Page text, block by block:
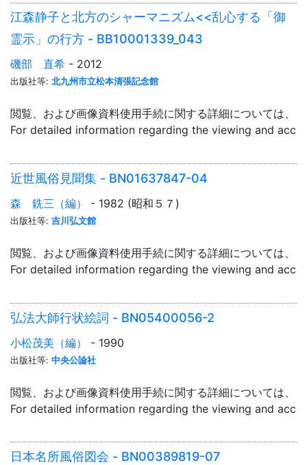
江森静子と北方のシャーマニズム<<乱心する「御
霊示」の行方 - BB10001339_043
磯部 直希 - 2012
出版社等: 北九州市立松本清張記念館
閲覧、および画像資料使用手続に関する詳細については、「
For detailed information regarding the viewing and
近世風俗見聞集 - BN01637847-04
森 銑三（編） - 1982 (昭和５７)
出版社等: 吉川弘文館
閲覧、および画像資料使用手続に関する詳細については、「
For detailed information regarding the viewing and
弘法大師行状絵詞 - BN05400056-2
小松茂美（編） - 1990
出版社等: 中央公論社
閲覧、および画像資料使用手続に関する詳細については、「
For detailed information regarding the viewing and
日本名所風俗図会 - BN00389819-07